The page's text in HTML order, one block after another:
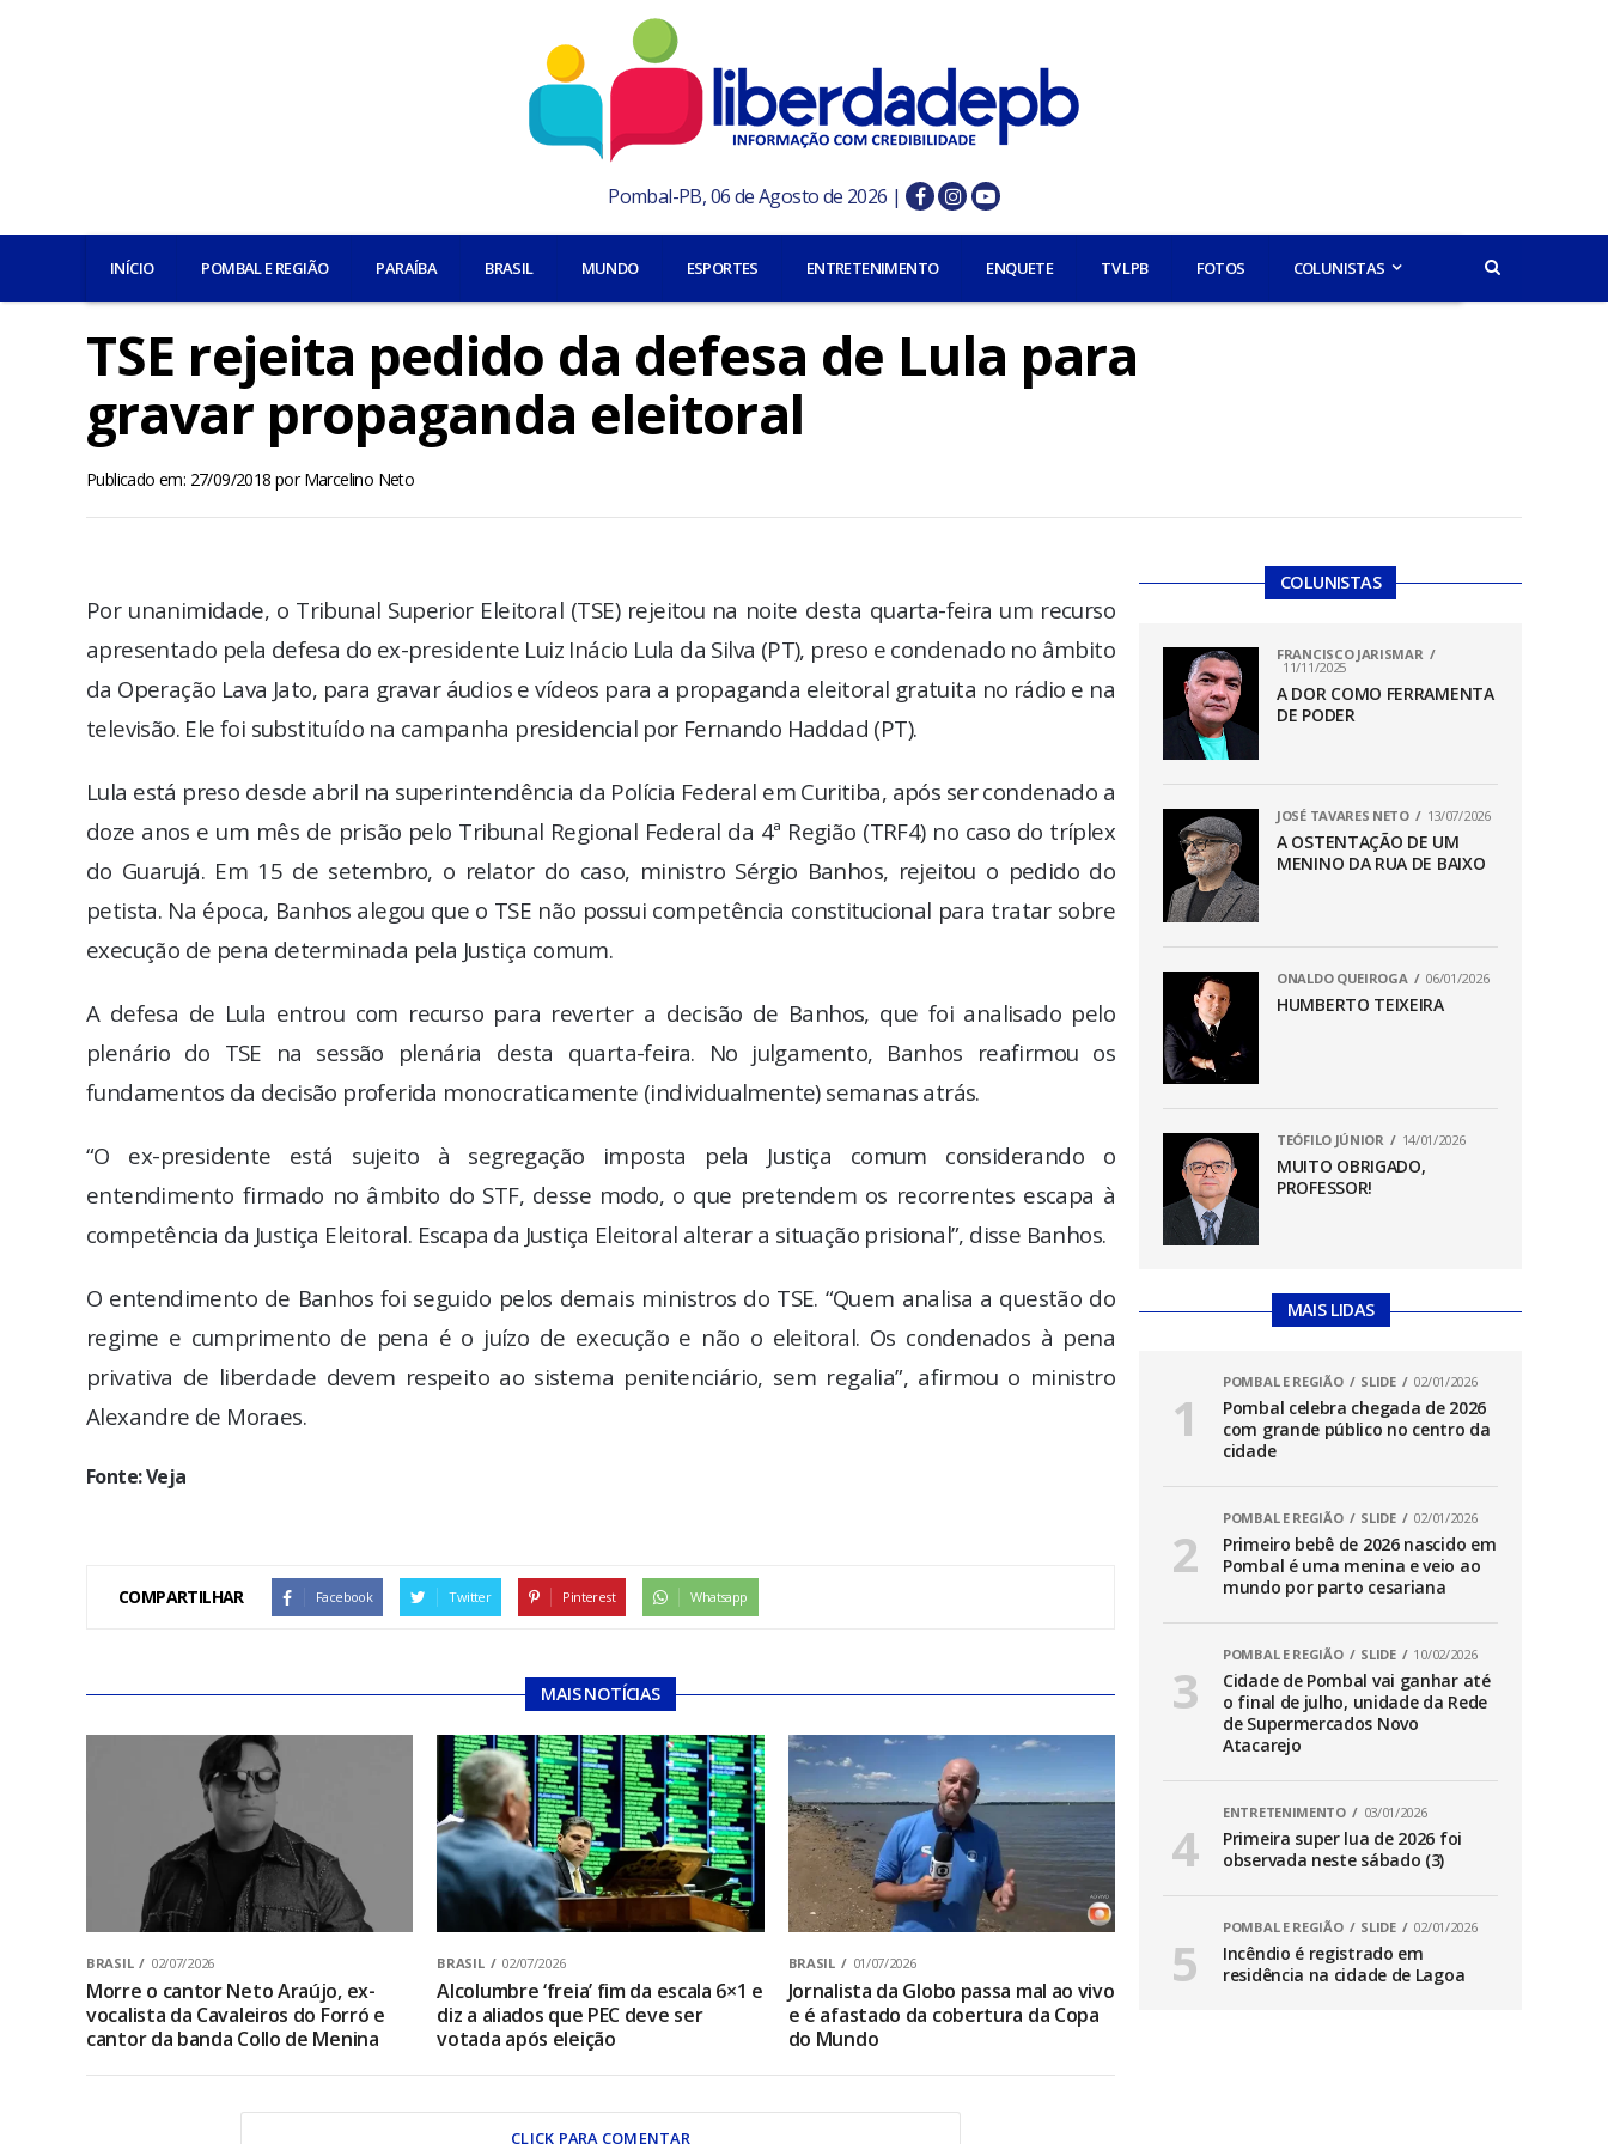
Pombal-PB, 06 de Agosto de 2026 |
INÍCIO POMBAL E REGIÃO PARAÍBA BRASIL MUNDO ESPORTES ENTRETENIMENTO ENQUETE TV LPB FOTOS COLUNISTAS
TSE rejeita pedido da defesa de Lula para
gravar propaganda eleitoral
Publicado em: 27/09/2018 porMarcelino Neto
Por unanimidade, o Tribunal Superior Eleitoral (TSE) rejeitou na noite desta quarta-feira um recurso
apresentado pela defesa do ex-presidente Luiz Inácio Lula da Silva (PT), preso e condenado no âmbito
da Operação Lava Jato, para gravar áudios e vídeos para a propaganda eleitoral gratuita no rádio e na
televisão. Ele foi substituído na campanha presidencial por Fernando Haddad (PT).
Lula está preso desde abril na superintendência da Polícia Federal em Curitiba, após ser condenado a
doze anos e um mês de prisão pelo Tribunal Regional Federal da 4ª Região (TRF4) no caso do tríplex
do Guarujá. Em 15 de setembro, o relator do caso, ministro Sérgio Banhos, rejeitou o pedido do
petista. Na época, Banhos alegou que o TSE não possui competência constitucional para tratar sobre
execução de pena determinada pela Justiça comum.
A defesa de Lula entrou com recurso para reverter a decisão de Banhos, que foi analisado pelo
plenário do TSE na sessão plenária desta quarta-feira. No julgamento, Banhos reafirmou os
fundamentos da decisão proferida monocraticamente (individualmente) semanas atrás.
“O ex-presidente está sujeito à segregação imposta pela Justiça comum considerando o
entendimento firmado no âmbito do STF, desse modo, o que pretendem os recorrentes escapa à
competência da Justiça Eleitoral. Escapa da Justiça Eleitoral alterar a situação prisional”, disse Banhos.
O entendimento de Banhos foi seguido pelos demais ministros do TSE. “Quem analisa a questão do
regime e cumprimento de pena é o juízo de execução e não o eleitoral. Os condenados à pena
privativa de liberdade devem respeito ao sistema penitenciário, sem regalia”, afirmou o ministro
Alexandre de Moraes.
Fonte: Veja
COMPARTILHAR Facebook Twitter Pinterest Whatsapp
MAIS NOTÍCIAS
BRASIL 02/07/2026
Morre o cantor Neto Araújo, ex-
vocalista da Cavaleiros do Forró e
cantor da banda Collo de Menina
BRASIL 02/07/2026
Alcolumbre ‘freia’ fim da escala 6×1 e
diz a aliados que PEC deve ser
votada após eleição
BRASIL 01/07/2026
Jornalista da Globo passa mal ao vivo
e é afastado da cobertura da Copa
do Mundo
CLICK PARA COMENTAR
COLUNISTAS
FRANCISCO JARISMAR
11/11/2025
A DOR COMO FERRAMENTA
DE PODER
JOSÉ TAVARES NETO 13/07/2026
A OSTENTAÇÃO DE UM
MENINO DA RUA DE BAIXO
ONALDO QUEIROGA 06/01/2026
HUMBERTO TEIXEIRA
TEÓFILO JÚNIOR 14/01/2026
MUITO OBRIGADO,
PROFESSOR!
MAIS LIDAS
POMBAL E REGIÃO SLIDE 02/01/2026
Pombal celebra chegada de 2026
com grande público no centro da
cidade
POMBAL E REGIÃO SLIDE 02/01/2026
Primeiro bebê de 2026 nascido em
Pombal é uma menina e veio ao
mundo por parto cesariana
POMBAL E REGIÃO SLIDE 10/02/2026
Cidade de Pombal vai ganhar até
o final de julho, unidade da Rede
de Supermercados Novo
Atacarejo
ENTRETENIMENTO 03/01/2026
Primeira super lua de 2026 foi
observada neste sábado (3)
POMBAL E REGIÃO SLIDE 02/01/2026
Incêndio é registrado em
residência na cidade de Lagoa